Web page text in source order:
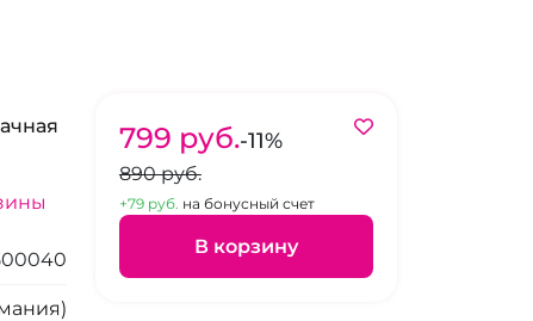
799 pуб.-11%
890 pуб.
+79 pуб. на бонусный счет
В корзину